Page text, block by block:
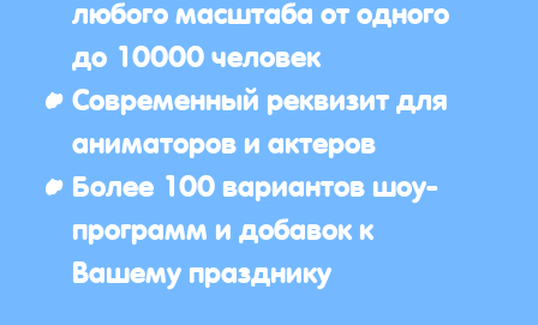
до 10000 человек
Современный реквизит для
аниматоров и актеров
Более 100 вариантов шоу-
программ и добавок к
Вашему празднику